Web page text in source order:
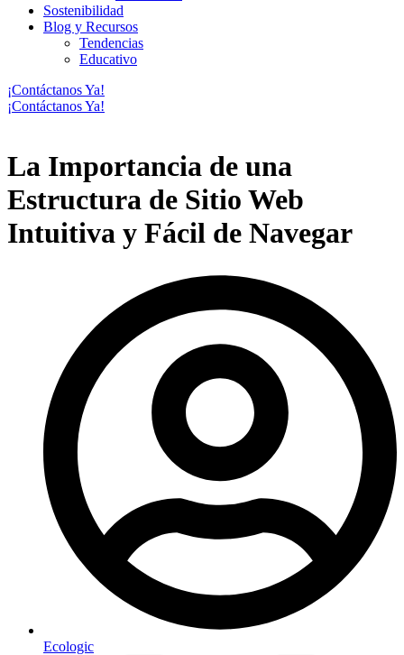
Sostenibilidad
Blog y Recursos
Tendencias​
Educativo
¡Contáctanos Ya!
¡Contáctanos Ya!
La Importancia de una
Estructura de Sitio Web
Intuitiva y Fácil de Navegar
Ecologic